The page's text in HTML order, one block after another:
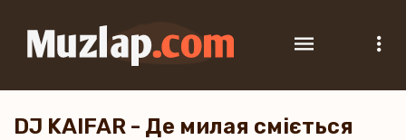
DJ KAIFAR - Де милая сміється